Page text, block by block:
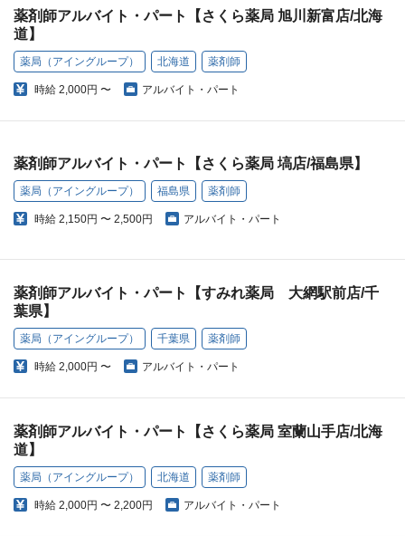
薬剤師アルバイト・パート【さくら薬局 旭川新富店/北海
道】
薬局（アイングループ） 北海道 薬剤師
時給 2,000円 〜 アルバイト・パート
薬剤師アルバイト・パート【さくら薬局 塙店/福島県】
薬局（アイングループ） 福島県 薬剤師
時給 2,150円 〜 2,500円 アルバイト・パート
薬剤師アルバイト・パート【すみれ薬局 大網駅前店/千
葉県】
薬局（アイングループ） 千葉県 薬剤師
時給 2,000円 〜 アルバイト・パート
薬剤師アルバイト・パート【さくら薬局 室蘭山手店/北海
道】
薬局（アイングループ） 北海道 薬剤師
時給 2,000円 〜 2,200円 アルバイト・パート